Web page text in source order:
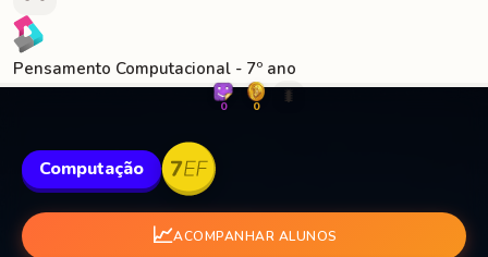
Pensamento Computacional - 7º ano
0 0 🐛
Computação
📈ACOMPANHAR ALUNOS